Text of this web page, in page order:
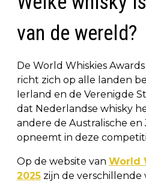
van de wereld?
De World Whiskies
richt zich op alle landen
Ierland en de Verenigde
dat Nederlandse whisky
andere de Australische en
opneemt in deze
Op de website van World
2025 zijn de verschillende